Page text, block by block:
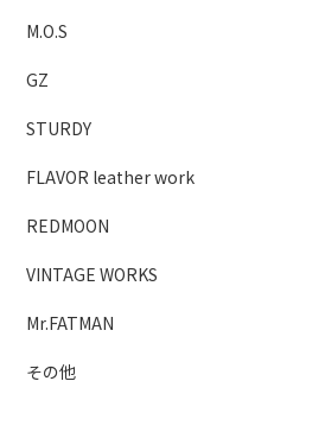
M.O.S
GZ
STURDY
FLAVOR leather work
REDMOON
VINTAGE WORKS
Mr.FATMAN
その他